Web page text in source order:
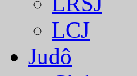
LCJ
Judô